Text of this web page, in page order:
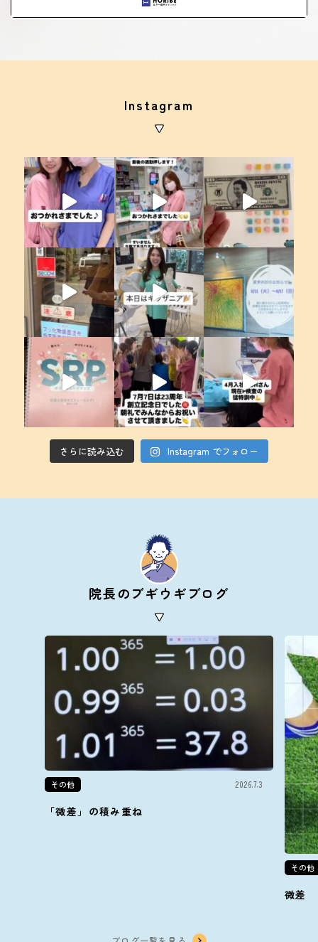
Instagram
さらに読み込む Instagram でフォロー
院長のブギウギブログ
その他 2026.7.3
「微差」の積み重ね
その他
微差